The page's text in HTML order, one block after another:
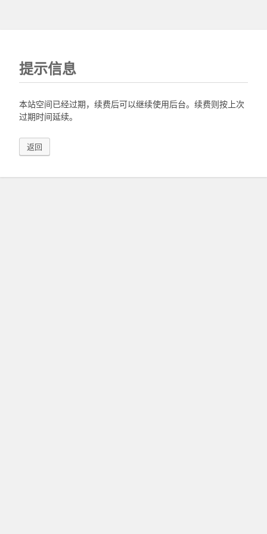
提示信息
本站空间已经过期，续费后可以继续使用后台。续费则按上次
过期时间延续。
返回